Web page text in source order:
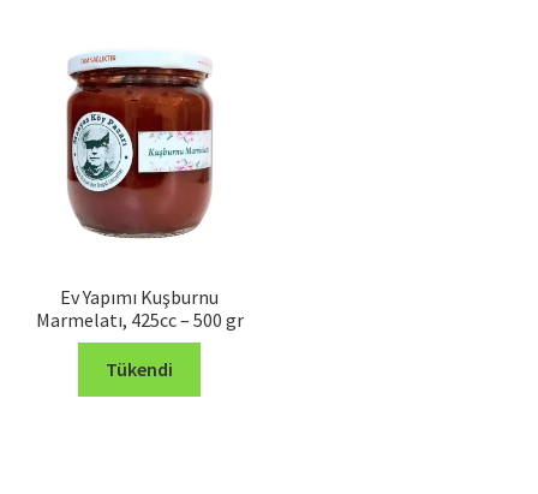
Ev Yapımı Kuşburnu
Marmelatı, 425cc – 500 gr
Tükendi